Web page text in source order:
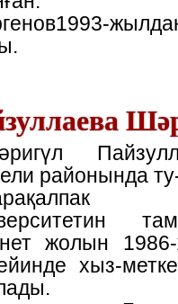
районында
жолын
хыз-